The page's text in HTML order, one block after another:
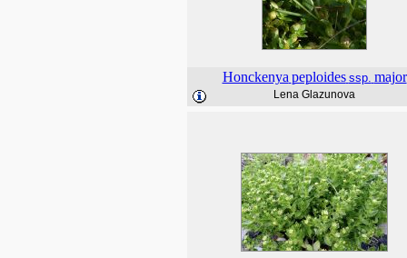
Honckenya peploides ssp. major
Lena Glazunova